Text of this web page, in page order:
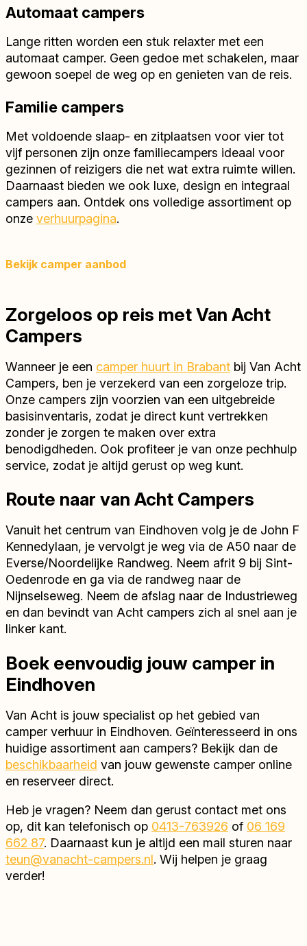
Automaat campers
Lange ritten worden een stuk relaxter met een
automaat camper. Geen gedoe met schakelen, maar
gewoon soepel de weg op en genieten van de reis.
Familie campers
Met voldoende slaap- en zitplaatsen voor vier tot
vijf personen zijn onze familiecampers ideaal voor
gezinnen of reizigers die net wat extra ruimte willen.
Daarnaast bieden we ook luxe, design en integraal
campers aan. Ontdek ons volledige assortiment op
onze verhuurpagina.
Bekijk camper aanbod
Zorgeloos op reis met Van Acht
Campers
Wanneer je een camper huurt in Brabant bij Van Acht
Campers, ben je verzekerd van een zorgeloze trip.
Onze campers zijn voorzien van een uitgebreide
basisinventaris, zodat je direct kunt vertrekken
zonder je zorgen te maken over extra
benodigdheden. Ook profiteer je van onze pechhulp
service, zodat je altijd gerust op weg kunt.
Route naar van Acht Campers
Vanuit het centrum van Eindhoven volg je de John F
Kennedylaan, je vervolgt je weg via de A50 naar de
Everse/Noordelijke Randweg. Neem afrit 9 bij Sint-
Oedenrode en ga via de randweg naar de
Nijnselseweg. Neem de afslag naar de Industrieweg
en dan bevindt van Acht campers zich al snel aan je
linker kant.
Boek eenvoudig jouw camper in
Eindhoven
Van Acht is jouw specialist op het gebied van
camper verhuur in Eindhoven. Geïnteresseerd in ons
huidige assortiment aan campers? Bekijk dan de
beschikbaarheid van jouw gewenste camper online
en reserveer direct.
Heb je vragen? Neem dan gerust contact met ons
op, dit kan telefonisch op 0413-763926 of 06 169
662 87. Daarnaast kun je altijd een mail sturen naar
teun@vanacht-campers.nl. Wij helpen je graag
verder!